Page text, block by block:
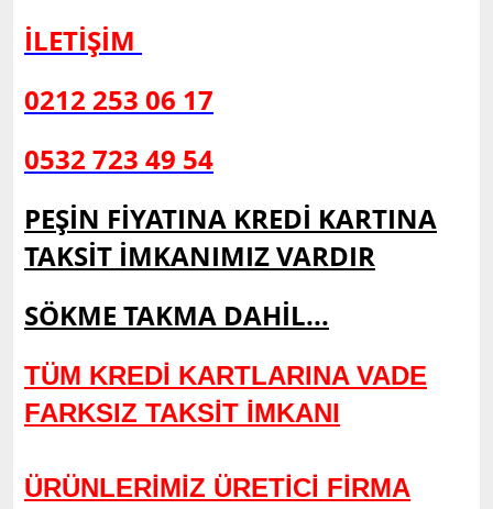
İLETİŞİM
0212 253 06 17
0532 723 49 54
PEŞİN FİYATINA KREDİ KARTINA
TAKSİT İMKANIMIZ VARDIR
SÖKME TAKMA DAHİL...
TÜM KREDİ KARTLARINA VADE
FARKSIZ TAKSİT İMKANI
ÜRÜNLERİMİZ ÜRETİCİ FİRMA